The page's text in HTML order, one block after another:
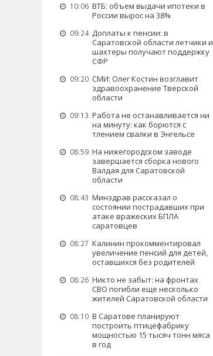
10:06 ВТБ: объем выдачи ипотеки в
России вырос на 38%
09:24 Доплаты к пенсии: в
Саратовской области летчики и
шахтеры получают поддержку
СФР
09:20 СМИ: Олег Костин возглавит
здравоохранение Тверской
области
09:13 Работа не останавливается ни
на минуту: как борются с
тлением свалки в Энгельсе
08:59 На нижегородском заводе
завершается сборка нового
Валдая для Саратовской
области
08:43 Минздрав рассказал о
состоянии пострадавших при
атаке вражеских БПЛА
саратовцев
08:27 Калинин прокомментировал
увеличение пенсий для детей,
оставшихся без родителей
08:26 Никто не забыт: на фронтах
СВО погибли еще несколько
жителей Саратовской области
08:10 В Саратове планируют
построить птицефабрику
мощностью 15 тысяч тонн мяса
в год